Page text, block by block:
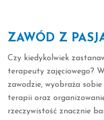
ZAWÓD Z
Czy kiedykolwiek
terapeuty zajęciowego?
zawodzie, wyobraża
terapii oraz
rzeczywistość znacznie